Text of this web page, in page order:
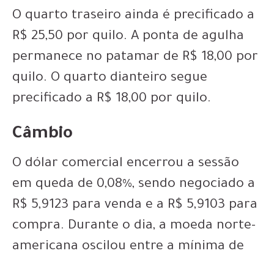
O quarto traseiro ainda é precificado a
R$ 25,50 por quilo. A ponta de agulha
permanece no patamar de R$ 18,00 por
quilo. O quarto dianteiro segue
precificado a R$ 18,00 por quilo.
Câmbio
O dólar comercial encerrou a sessão
em queda de 0,08%, sendo negociado a
R$ 5,9123 para venda e a R$ 5,9103 para
compra. Durante o dia, a moeda norte-
americana oscilou entre a mínima de